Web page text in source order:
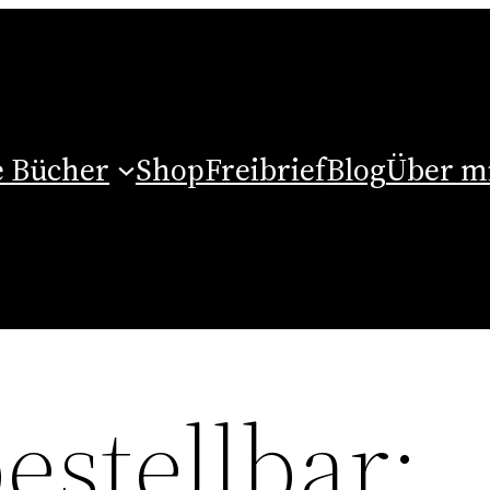
Bücher ShopFreibriefBlogÜber